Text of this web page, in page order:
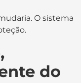
O sistema
do